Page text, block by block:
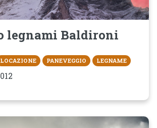
legnami Baldironi
LOCAZIONE PANEVEGGIO LEGNAME